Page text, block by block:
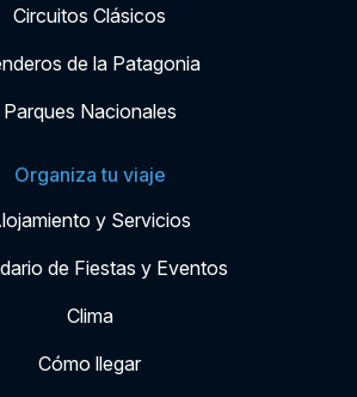
Circuitos Clásicos
de la Patagonia
Parques Nacionales
Organiza tu viaje
y Servicios
de Fiestas y Eventos
Clima
Cómo llegar